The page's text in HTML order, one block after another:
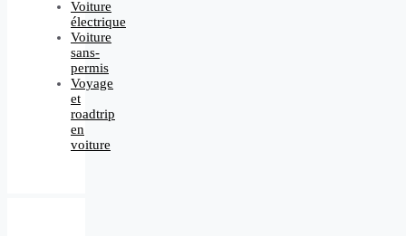
Voiture
électrique
Voiture
sans-
permis
Voyage
et
roadtrip
en
voiture